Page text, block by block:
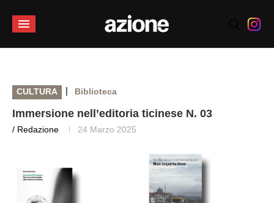
CULTURA | Biblioteca
Immersione nell’editoria ticinese N. 03
/ Redazione 24 Marzo 2025